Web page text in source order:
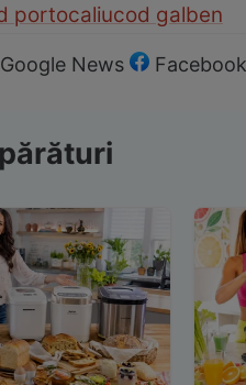
portocaliucod galben
Google News Facebook